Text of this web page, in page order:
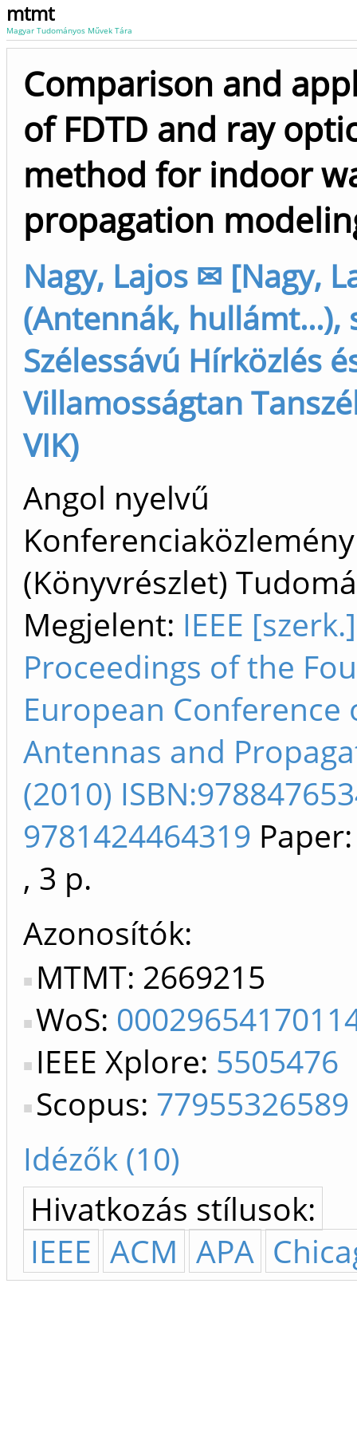
mtmt
Magyar Tudományos Művek Tára
Comparison and
of FDTD and ray
method for indoor
propagation
Nagy, Lajos ✉ [Nagy,
(Antennák, hullámt...),
Szélessávú Hírközlés
Villamosságtan
VIK)
Angol nyelvű
Konferenciaközlemény
(Könyvrészlet)
Megjelent: IEEE
Proceedings of the
European Conference
Antennas and
(2010)
9781424464319
, 3 p.
Azonosítók
MTMT: 2669215
WoS:
IEEE Xplore: 5505476
Scopus: 77955326589
Idézők (10)
Hivatkozás stílusok:
IEEE ACM APA